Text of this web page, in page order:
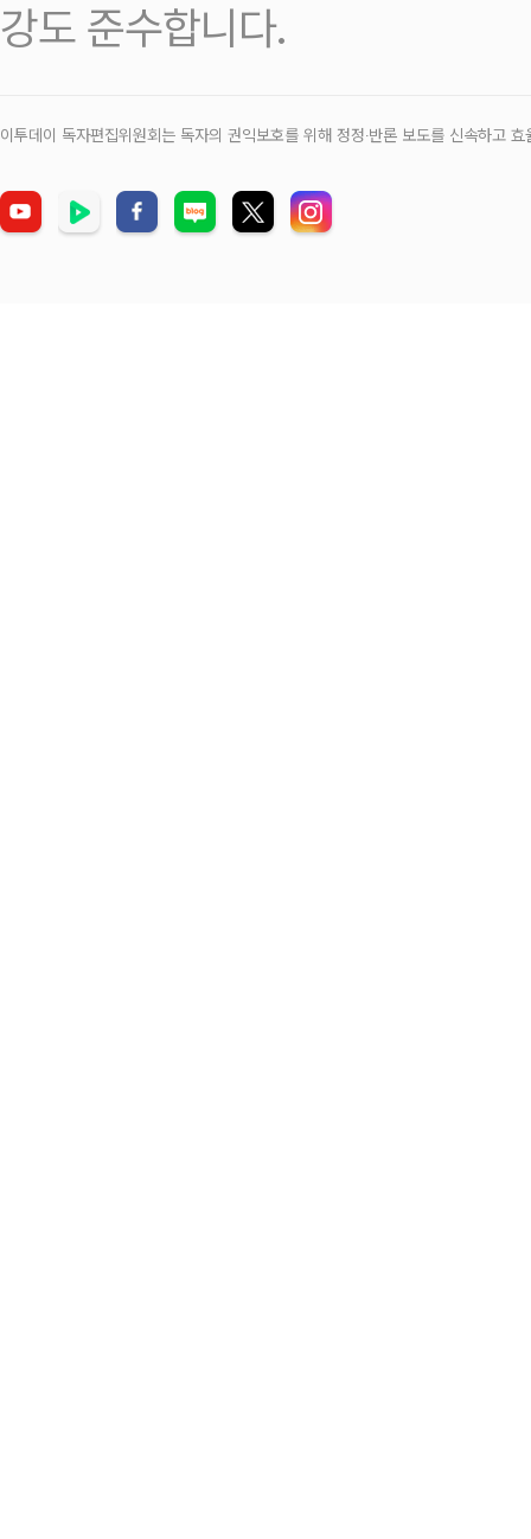
강도 준수합니다.
이투데이 독자편집위원회는 독자의 권익보호를 위해 정정‧반론 보도를 신속하고